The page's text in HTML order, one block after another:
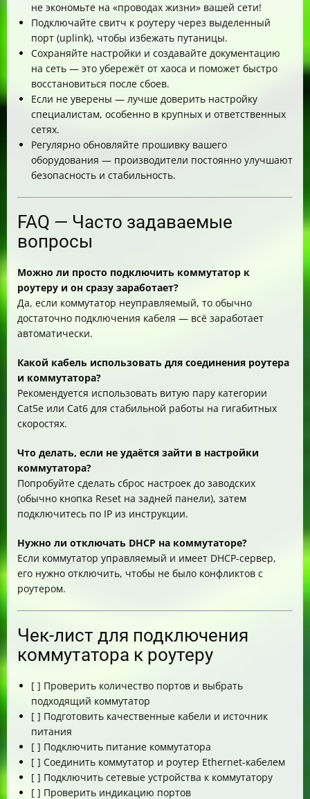
не экономьте на «проводах жизни» вашей сети!
Подключайте свитч к роутеру через выделенный
порт (uplink), чтобы избежать путаницы.
Сохраняйте настройки и создавайте документацию
на сеть — это убережёт от хаоса и поможет быстро
восстановиться после сбоев.
Если не уверены — лучше доверить настройку
специалистам, особенно в крупных и ответственных
сетях.
Регулярно обновляйте прошивку вашего
оборудования — производители постоянно улучшают
безопасность и стабильность.
FAQ — Часто задаваемые
вопросы
Можно ли просто подключить коммутатор к
роутеру и он сразу заработает?
Да, если коммутатор неуправляемый, то обычно
достаточно подключения кабеля — всё заработает
автоматически.
Какой кабель использовать для соединения роутера
и коммутатора?
Рекомендуется использовать витую пару категории
Cat5e или Cat6 для стабильной работы на гигабитных
скоростях.
Что делать, если не удаётся зайти в настройки
коммутатора?
Попробуйте сделать сброс настроек до заводских
(обычно кнопка Reset на задней панели), затем
подключитесь по IP из инструкции.
Нужно ли отключать DHCP на коммутаторе?
Если коммутатор управляемый и имеет DHCP-сервер,
его нужно отключить, чтобы не было конфликтов с
роутером.
Чек-лист для подключения
коммутатора к роутеру
[ ] Проверить количество портов и выбрать
подходящий коммутатор
[ ] Подготовить качественные кабели и источник
питания
[ ] Подключить питание коммутатора
[ ] Соединить коммутатор и роутер Ethernet-кабелем
[ ] Подключить сетевые устройства к коммутатору
[ ] Проверить индикацию портов